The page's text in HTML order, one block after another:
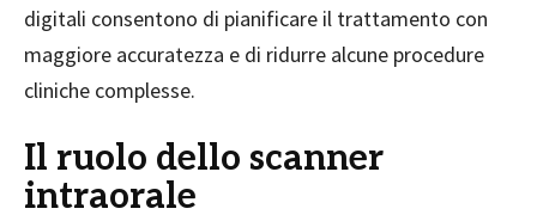
digitali consentono di pianificare il trattamento con
maggiore accuratezza e di ridurre alcune procedure
cliniche complesse.
Il ruolo dello scanner
intraorale